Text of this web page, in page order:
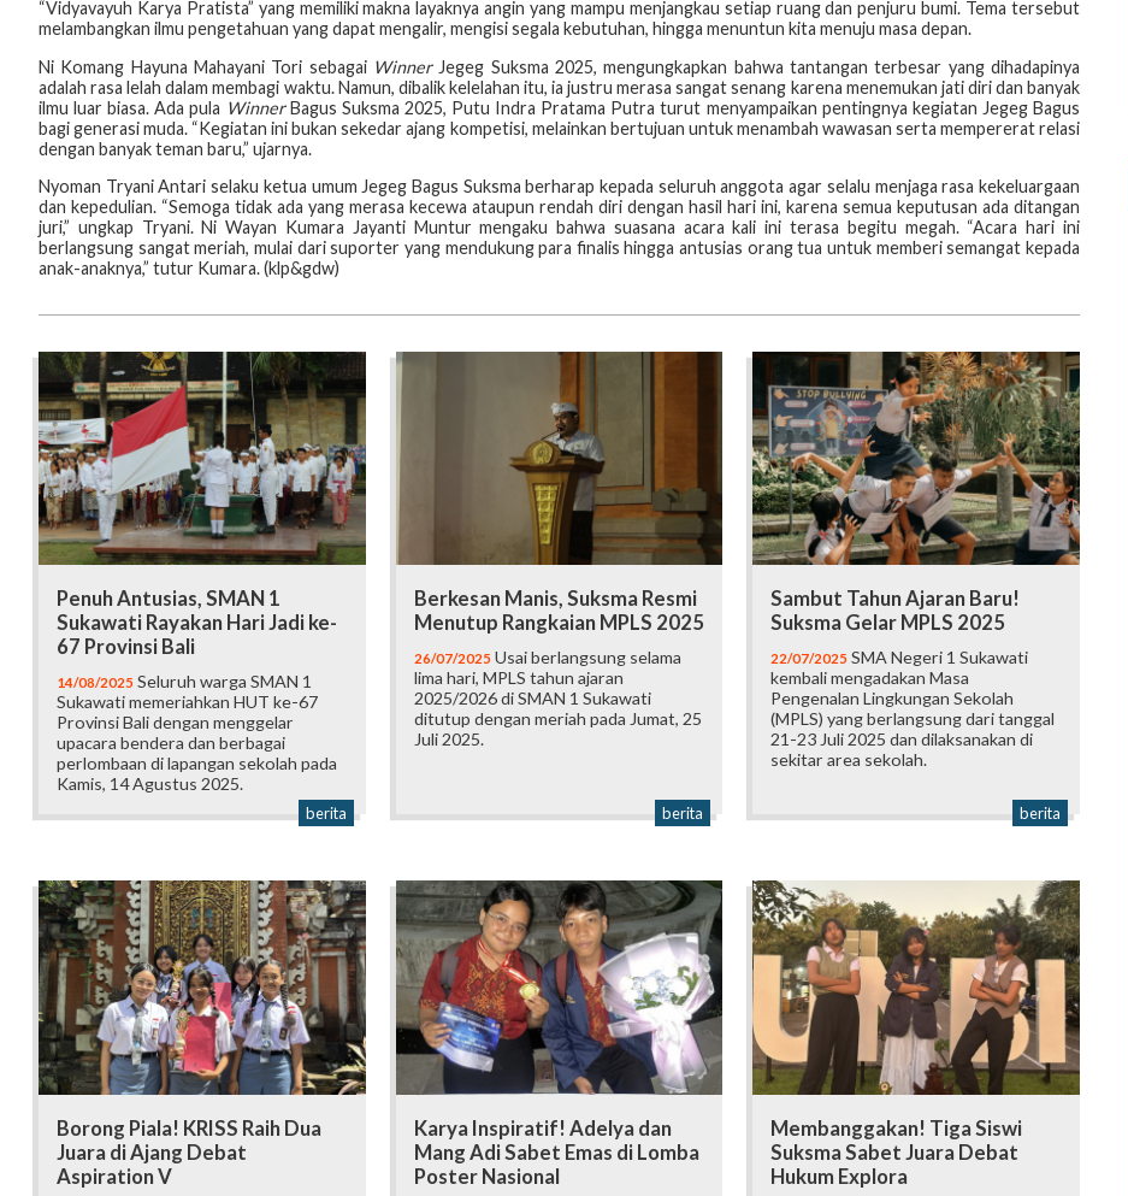
“Vidyavayuh Karya Pratista” yang memiliki makna layaknya angin yang mampu menjangkau setiap ruang dan penjuru bumi. Tema tersebut
melambangkan ilmu pengetahuan yang dapat mengalir, mengisi segala kebutuhan, hingga menuntun kita menuju masa depan.
Ni Komang Hayuna Mahayani Tori sebagai WinnerJegeg Suksma 2025, mengungkapkan bahwa tantangan terbesar yang dihadapinya
adalah rasa lelah dalam membagi waktu. Namun, dibalik kelelahan itu, ia justru merasa sangat senang karena menemukan jati diri dan banyak
ilmu luar biasa. Ada pula WinnerBagus Suksma 2025, Putu Indra Pratama Putra turut menyampaikan pentingnya kegiatan Jegeg Bagus
bagi generasi muda. “Kegiatan ini bukan sekedar ajang kompetisi, melainkan bertujuan untuk menambah wawasan serta mempererat relasi
dengan banyak teman baru,” ujarnya.
Nyoman Tryani Antari selaku ketua umum Jegeg Bagus Suksma berharap kepada seluruh anggota agar selalu menjaga rasa kekeluargaan
dan kepedulian. “Semoga tidak ada yang merasa kecewa ataupun rendah diri dengan hasil hari ini, karena semua keputusan ada ditangan
juri,” ungkap Tryani. Ni Wayan Kumara Jayanti Muntur mengaku bahwa suasana acara kali ini terasa begitu megah. “Acara hari ini
berlangsung sangat meriah, mulai dari suporter yang mendukung para finalis hingga antusias orang tua untuk memberi semangat kepada
anak-anaknya,” tutur Kumara. (klp&gdw)
Penuh Antusias, SMAN 1
Sukawati Rayakan Hari Jadi ke-
67 Provinsi Bali
14/08/2025 Seluruh warga SMAN 1
Sukawati memeriahkan HUT ke-67
Provinsi Bali dengan menggelar
upacara bendera dan berbagai
perlombaan di lapangan sekolah pada
Kamis, 14 Agustus 2025.
berita
Berkesan Manis, Suksma Resmi
Menutup Rangkaian MPLS 2025
26/07/2025 Usai berlangsung selama
lima hari, MPLS tahun ajaran
2025/2026 di SMAN 1 Sukawati
ditutup dengan meriah pada Jumat, 25
Juli 2025.
berita
Sambut Tahun Ajaran Baru!
Suksma Gelar MPLS 2025
22/07/2025 SMA Negeri 1 Sukawati
kembali mengadakan Masa
Pengenalan Lingkungan Sekolah
(MPLS) yang berlangsung dari tanggal
21-23 Juli 2025 dan dilaksanakan di
sekitar area sekolah.
berita
Borong Piala! KRISS Raih Dua
Juara di Ajang Debat
Aspiration V
Karya Inspiratif! Adelya dan
Mang Adi Sabet Emas di Lomba
Poster Nasional
Membanggakan! Tiga Siswi
Suksma Sabet Juara Debat
Hukum Explora